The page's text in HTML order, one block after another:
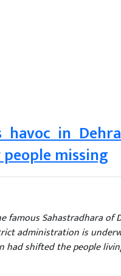
in
missing
Sahastradhara of
administration is
shifted the people